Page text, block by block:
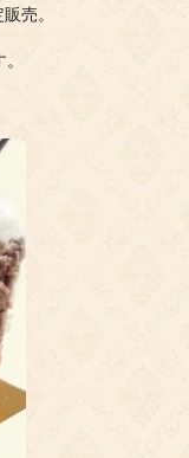
売。